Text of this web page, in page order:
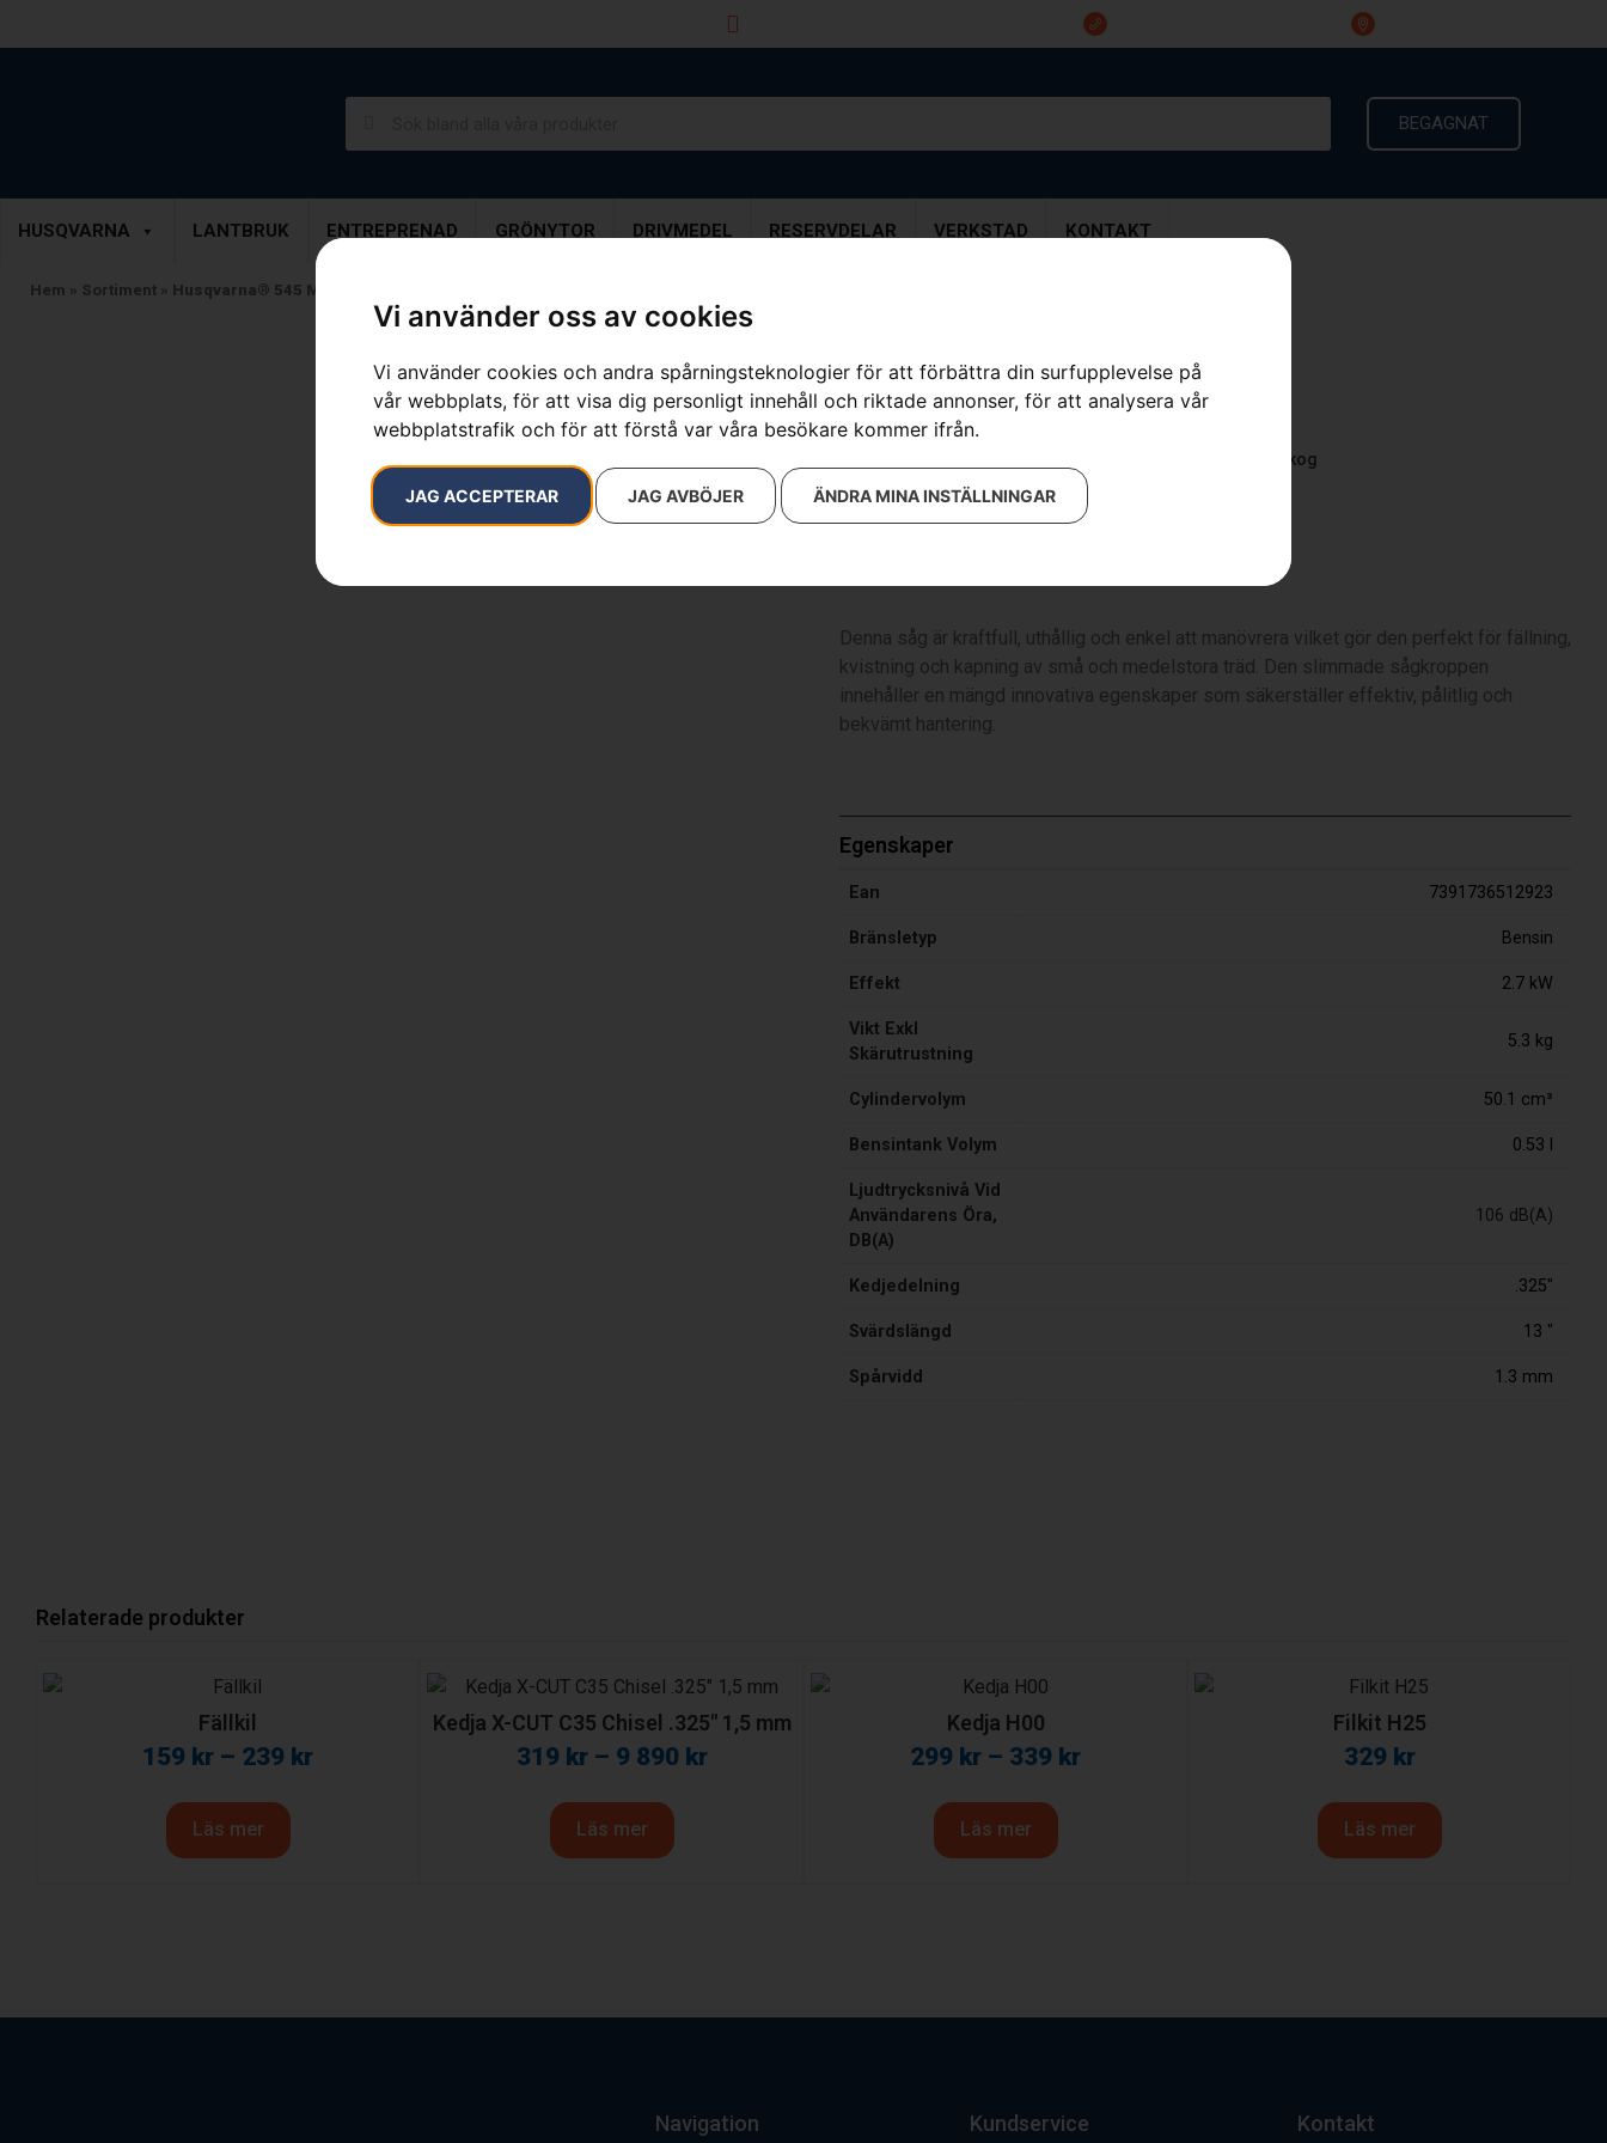
Vi använder oss av cookies
Vi använder cookies och andra spårningsteknologier för att förbättra din surfupplevelse på
vår webbplats, för att visa dig personligt innehåll och riktade annonser, för att analysera vår
webbplatstrafik och för att förstå var våra besökare kommer ifrån.
JAG ACCEPTERAR JAG AVBÖJER ÄNDRA MINA INSTÄLLNINGAR
BEGAGNAT
HUSQVARNA LANTBRUK ENTREPRENAD GRÖNYTOR DRIVMEDEL RESERVDELAR VERKSTAD KONTAKT
Hem » Sortiment » Husqvarna® 545 Mark II
Husqvarna® 545 Mark II
Artikelnummer: 967690633
Skog
11 100kr
Denna såg är kraftfull, uthållig och enkel att manövrera vilket gör den perfekt för fällning,
kvistning och kapning av små och medelstora träd. Den slimmade sågkroppen
innehåller en mängd innovativa egenskaper som säkerställer effektiv, pålitlig och
bekvämt hantering.
Egenskaper
Ean 7391736512923
Bränsletyp Bensin
Effekt 2.7 kW
Vikt Exkl
Skärutrustning
5.3 kg
Cylindervolym 50.1 cm³
Bensintank Volym 0.53 l
Ljudtrycksnivå Vid
Användarens Öra,
DB(A)
106 dB(A)
Kedjedelning .325"
Svärdslängd 13 "
Spårvidd 1.3 mm
Relaterade produkter
Fällkil
159 kr – 239 kr
Läs mer
Kedja X-CUT C35 Chisel .325″ 1,5 mm
319 kr– 9 890 kr
Läs mer
Kedja H00
299 kr – 339 kr
Läs mer
Filkit H25
329 kr
Läs mer
Navigation Kundservice Kontakt